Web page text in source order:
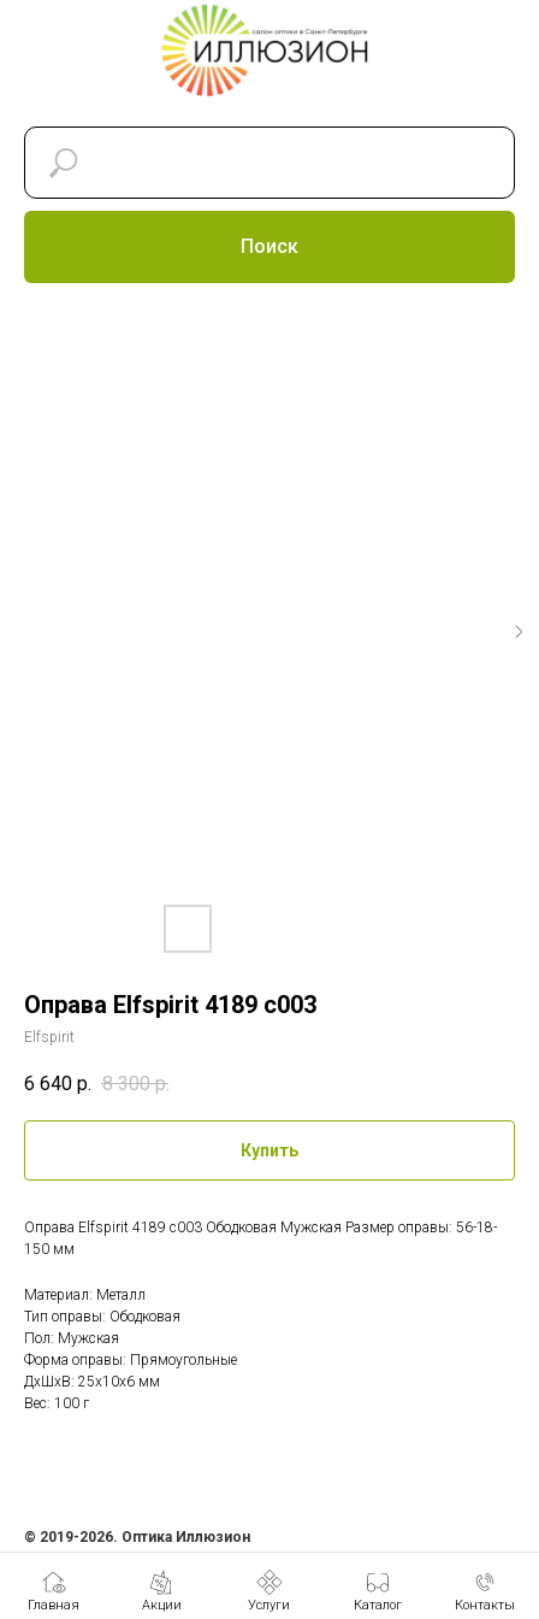
Поиск
Главная Акции Услуги Каталог Контакты
Оправа Elfspirit 4189 c003
Elfspirit
6 640 р. 8 300 р.
Купить
Оправа Elfspirit 4189 c003 Ободковая Мужская Размер оправы: 56-18-
150 мм
Материал: Металл
Тип оправы: Ободковая
Пол: Мужская
Форма оправы: Прямоугольные
ДxШxВ: 25x10x6 мм
Вес: 100 г
© 2019-2026. Оптика Иллюзион
ИНН 471207408481